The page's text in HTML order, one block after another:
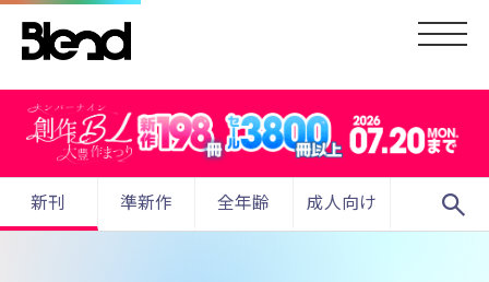
新刊 準新作 全年齢 成人向け search